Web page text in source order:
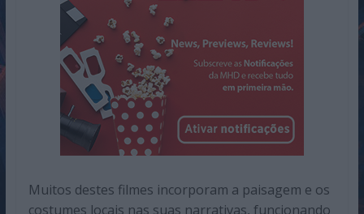
Muitos destes filmes incorporam a paisagem e os
costumes locais nas suas narrativas, funcionando